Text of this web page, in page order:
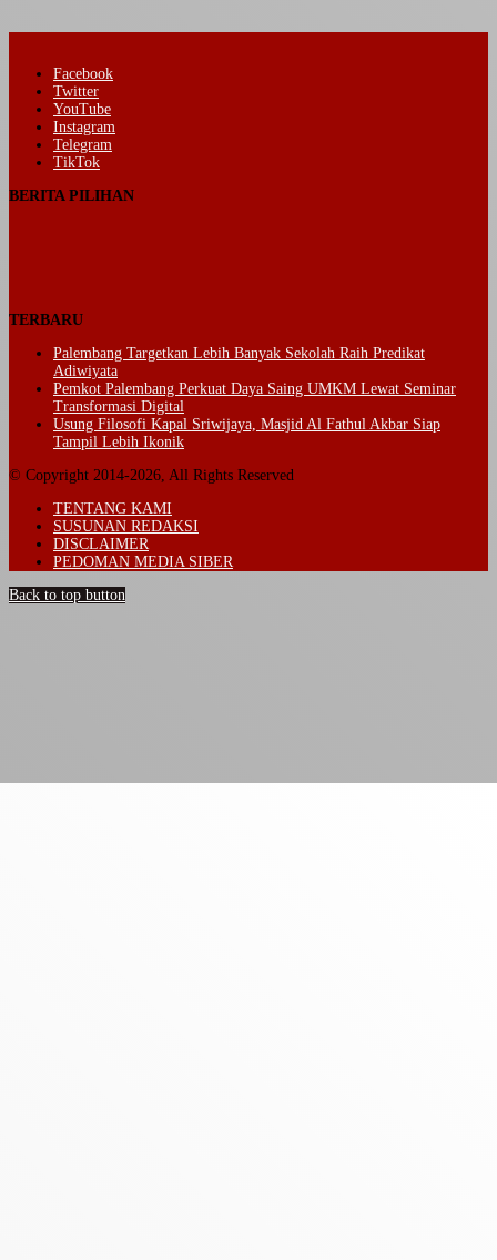
Facebook
Twitter
YouTube
Instagram
Telegram
TikTok
BERITA PILIHAN
TERBARU
Palembang Targetkan Lebih Banyak Sekolah Raih Predikat
Adiwiyata
Pemkot Palembang Perkuat Daya Saing UMKM Lewat Seminar
Transformasi Digital
Usung Filosofi Kapal Sriwijaya, Masjid Al Fathul Akbar Siap
Tampil Lebih Ikonik
© Copyright 2014-2026, All Rights Reserved
TENTANG KAMI
SUSUNAN REDAKSI
DISCLAIMER
PEDOMAN MEDIA SIBER
Back to top button